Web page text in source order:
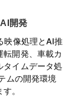
開発
映像処理とAI推
転開発、車載カ
タイムデータ処
ムの開発環境
。